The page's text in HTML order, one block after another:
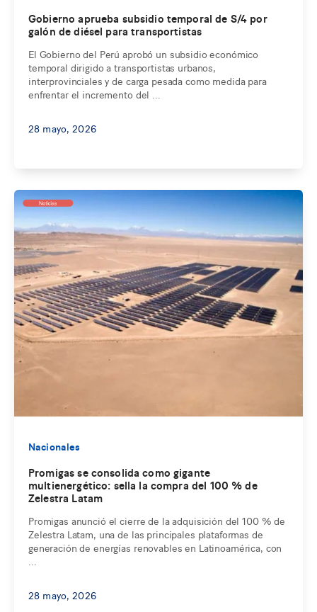
Gobierno aprueba subsidio temporal de S/4 por
galón de diésel para transportistas
El Gobierno del Perú aprobó un subsidio económico
temporal dirigido a transportistas urbanos,
interprovinciales y de carga pesada como medida para
enfrentar el incremento del ...
28 mayo, 2026
Nacionales
Promigas se consolida como gigante
multienergético: sella la compra del 100 % de
Zelestra Latam
Promigas anunció el cierre de la adquisición del 100 % de
Zelestra Latam, una de las principales plataformas de
generación de energías renovables en Latinoamérica, con
28 mayo, 2026